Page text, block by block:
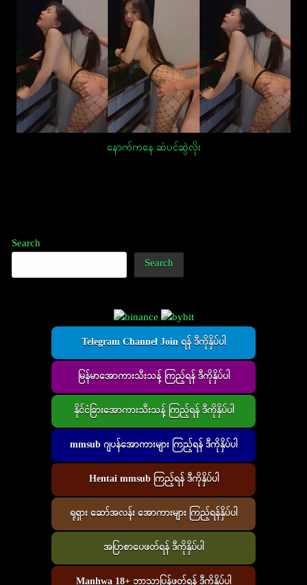
နောက်ကနေ ဆံပင်ဆွဲလိုး
Search
Search
Telegram Channel Join ရန် ဒီကိုနှိပ်ပါ
မြန်မာအောကားသီးသန့် ကြည့်ရန် ဒီကိုနှိပ်ပါ
နိုင်ငံခြားအောကားသီးသန့် ကြည့်ရန် ဒီကိုနှိပ်ပါ
mmsub ဂျပန်အောကားများ ကြည့်ရန် ဒီကိုနှိပ်ပါ
Hentai mmsub ကြည့်ရန် ဒီကိုနှိပ်ပါ
ရုရှား ဆော်အလန်း အောကားများ ကြည့်ရန်နှိပ်ပါ
အပြာစာပေဖတ်ရန် ဒီကိုနှိပ်ပါ